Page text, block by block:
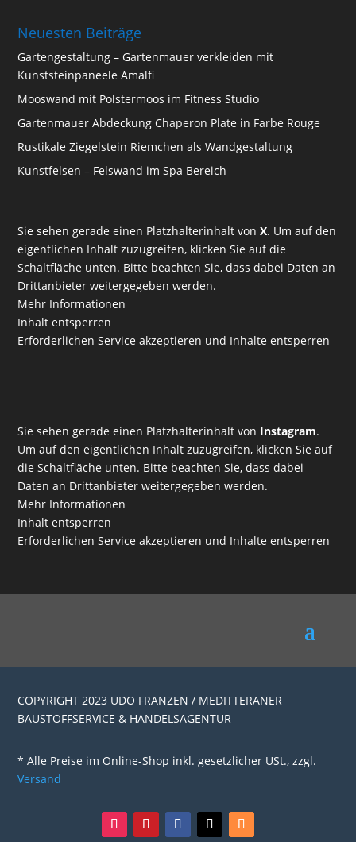
Neuesten Beiträge
Gartengestaltung – Gartenmauer verkleiden mit
Kunststeinpaneele Amalfi
Mooswand mit Polstermoos im Fitness Studio
Gartenmauer Abdeckung Chaperon Plate in Farbe Rouge
Rustikale Ziegelstein Riemchen als Wandgestaltung
Kunstfelsen – Felswand im Spa Bereich
Sie sehen gerade einen Platzhalterinhalt vonX. Um auf den
eigentlichen Inhalt zuzugreifen, klicken Sie auf die
Schaltfläche unten. Bitte beachten Sie, dass dabei Daten an
Drittanbieter weitergegeben werden.
Mehr Informationen
Inhalt entsperren
Erforderlichen Service akzeptieren und Inhalte entsperren
Sie sehen gerade einen Platzhalterinhalt von Instagram.
Um auf den eigentlichen Inhalt zuzugreifen, klicken Sie auf
die Schaltfläche unten. Bitte beachten Sie, dass dabei
Daten an Drittanbieter weitergegeben werden.
Mehr Informationen
Inhalt entsperren
Erforderlichen Service akzeptieren und Inhalte entsperren
COPYRIGHT 2023 UDO FRANZEN / MEDITTERANER
BAUSTOFFSERVICE & HANDELSAGENTUR
* Alle Preise im Online-Shop inkl. gesetzlicher USt., zzgl.
Versand